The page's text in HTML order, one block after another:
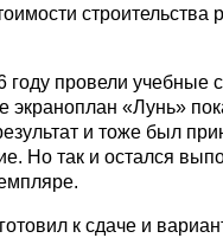
строительства
году провели учебные
экраноплан «Лунь»
и тоже был
Но так и остался
к сдаче и